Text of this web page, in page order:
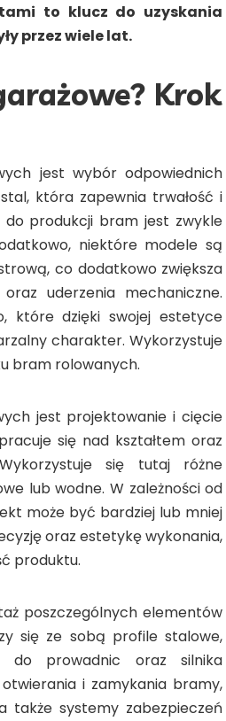
to klucz do uzyskania
przez wiele lat.
Krok
jest wybór odpowiednich
która zapewnia trwałość i
do produkcji bram jest zwykle
niektóre modele są
co dodatkowo zwiększa
uderzenia mechaniczne.
które dzięki swojej estetyce
charakter. Wykorzystuje
bram rolowanych.
jest projektowanie i cięcie
się nad kształtem oraz
się tutaj różne
lub wodne. W zależności od
może być bardziej lub mniej
oraz estetykę wykonania,
produktu.
poszczególnych elementów
się ze sobą profile stalowe,
do prowadnic oraz silnika
i zamykania bramy,
systemy zabezpieczeń